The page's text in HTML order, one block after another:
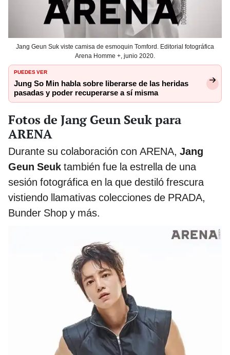
Jang Geun Suk viste camisa de esmoquin Tomford. Editorial fotográfica
Arena Homme +, junio 2020.
PUEDES VER
Jung So Min habla sobre liberarse de las heridas
pasadas y poder recuperarse a sí misma
Fotos de Jang Geun Seuk para
ARENA
Durante su colaboración con ARENA, Jang
Geun Seuk también fue la estrella de una
sesión fotográfica en la que destiló frescura
vistiendo llamativas colecciones de PRADA,
Bunder Shop y más.